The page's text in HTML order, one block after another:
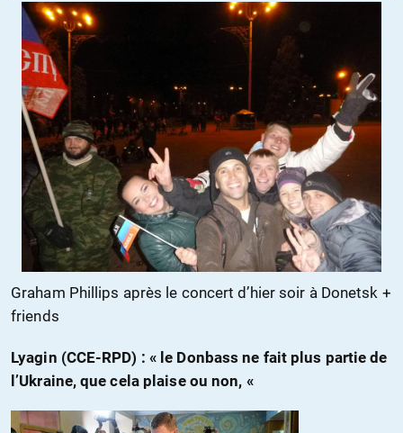
Graham Phillips après le concert d’hier soir à Donetsk +
friends
Lyagin (CCE-RPD) : « le Donbass ne fait plus partie de
l’Ukraine, que cela plaise ou non, «